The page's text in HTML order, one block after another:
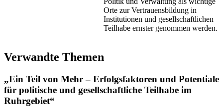
Orte zur Vertrauensbildung in
Institutionen und gesellschaftlichen
Teilhabe ernster genommen werden.
Verwandte Themen
„Ein Teil von Mehr – Erfolgsfaktoren und Potentiale
für politische und gesellschaftliche Teilhabe im
Ruhrgebiet“